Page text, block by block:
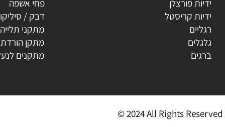
פרזול
למטבחים
למטבח
עגלת בקבוקים
פתרונות לפינה
מזווה ויחידות
מייבשי צלחות
מתקני תלייה